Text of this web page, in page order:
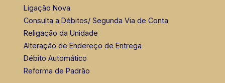
Ligação Nova
Consulta a Débitos/ Segunda Via de Conta
Religação da Unidade
Alteração de Endereço de Entrega
Débito Automático
Reforma de Padrão